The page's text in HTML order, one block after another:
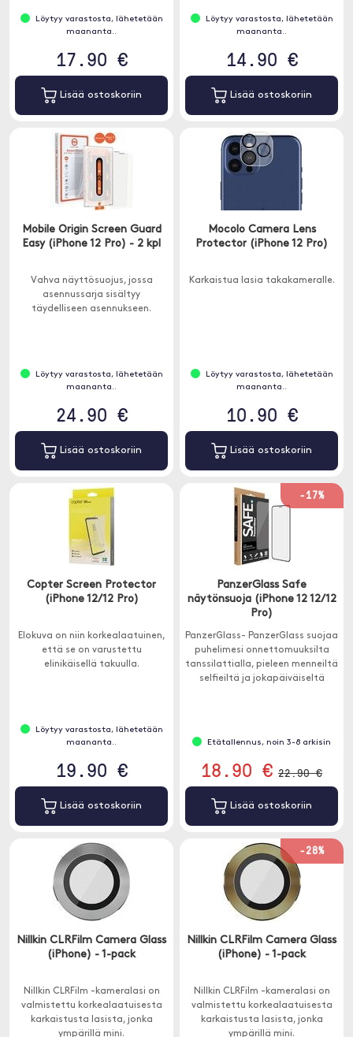
Löytyy varastosta, lähetetään
maananta..
17.90 €
Lisää ostoskoriin
Löytyy varastosta, lähetetään
maananta..
14.90 €
Lisää ostoskoriin
Mobile Origin Screen Guard
Easy (iPhone 12 Pro) - 2 kpl
Vahva näyttösuojus, jossa
asennussarja sisältyy
täydelliseen asennukseen.
Löytyy varastosta, lähetetään
maananta..
24.90 €
Lisää ostoskoriin
Mocolo Camera Lens
Protector (iPhone 12 Pro)
Karkaistua lasia takakameralle.
Löytyy varastosta, lähetetään
maananta..
10.90 €
Lisää ostoskoriin
Copter Screen Protector
(iPhone 12/12 Pro)
Elokuva on niin korkealaatuinen,
että se on varustettu
elinikäisellä takuulla.
Löytyy varastosta, lähetetään
maananta..
19.90 €
Lisää ostoskoriin
-17%
PanzerGlass Safe
näytönsuoja (iPhone 12 12/12
Pro)
PanzerGlass- PanzerGlass suojaa
puhelimesi onnettomuuksilta
tanssilattialla, pieleen menneiltä
selfieiltä ja jokapäiväiseltä
Etätallennus, noin 3-8 arkisin
18.90 € 22.90 €
Lisää ostoskoriin
Nillkin CLRFilm Camera Glass
(iPhone) - 1-pack
Nillkin CLRFilm -kameralasi on
valmistettu korkealaatuisesta
karkaistusta lasista, jonka
ympärillä mini.
-28%
Nillkin CLRFilm Camera Glass
(iPhone) - 1-pack
Nillkin CLRFilm -kameralasi on
valmistettu korkealaatuisesta
karkaistusta lasista, jonka
ympärillä mini.